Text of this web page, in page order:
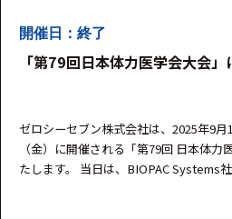
開催日：終了
「第79回日本体力医学会大会
ゼロシーセブン株式会社は、2025年9月
（金）に開催される「第79回 日本体力
たします。 当日は、BIOPAC Systems